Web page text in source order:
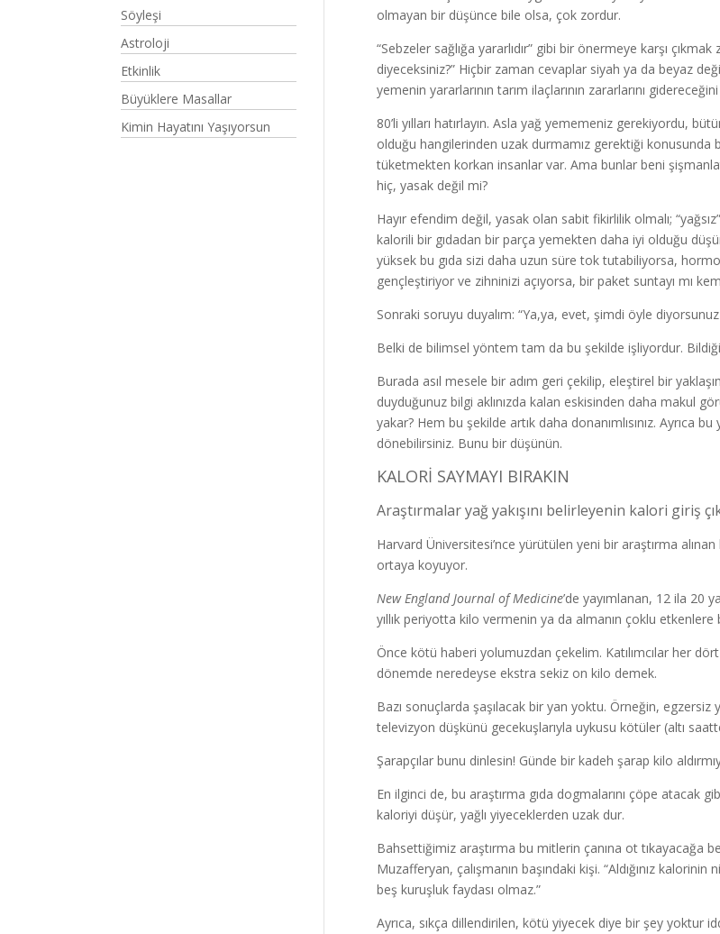
olmayan bir düşünce bile olsa, çok zordur.
“Sebzeler sağlığa yararlıdır” gibi bir önermeye karşı
diyeceksiniz?” Hiçbir zaman cevaplar siyah ya da beyaz
yemenin yararlarının tarım ilaçlarının zararlarını
80’li yılları hatırlayın. Asla yağ yememeniz gerekiyordu,
olduğu hangilerinden uzak durmamız gerektiği konusunda
tüketmekten korkan insanlar var. Ama bunlar beni
hiç, yasak değil mi?
Hayır efendim değil, yasak olan sabit fikirlilik olmalı;
kalorili bir gıdadan bir parça yemekten daha iyi olduğu
yüksek bu gıda sizi daha uzun süre tok tutabiliyorsa,
gençleştiriyor ve zihninizi açıyorsa, bir paket suntayı mı
Sonraki soruyu duyalım: “Ya,ya, evet, şimdi öyle
Belki de bilimsel yöntem tam da bu şekilde işliyordur.
Burada asıl mesele bir adım geri çekilip, eleştirel bir
duyduğunuz bilgi aklınızda kalan eskisinden daha makul
yakar? Hem bu şekilde artık daha donanımlısınız. Ayrıca
dönebilirsiniz. Bunu bir düşünün.
KALORİ SAYMAYI BIRAKIN
Araştırmalar yağ yakışını belirleyenin kalori giriş
Harvard Üniversitesi’nce yürütülen yeni bir araştırma
ortaya koyuyor.
New England Journal of Medicine’de yayımlanan, 12 ila 20
yıllık periyotta kilo vermenin ya da almanın çoklu etkenlere
Önce kötü haberi yolumuzdan çekelim. Katılımcılar her
dönemde neredeyse ekstra sekiz on kilo demek.
Bazı sonuçlarda şaşılacak bir yan yoktu. Örneğin,
televizyon düşkünü gecekuşlarıyla uykusu kötüler (altı
Şarapçılar bunu dinlesin! Günde bir kadeh şarap kilo
En ilginci de, bu araştırma gıda dogmalarını çöpe atacak
kaloriyi düşür, yağlı yiyeceklerden uzak dur.
Bahsettiğimiz araştırma bu mitlerin çanına ot tıkayacağa
Muzafferyan, çalışmanın başındaki kişi. “Aldığınız
beş kuruşluk faydası olmaz.”
Ayrıca, sıkça dillendirilen, kötü yiyecek diye bir şey yoktur
Söyleşi
Astroloji
Etkinlik
Büyüklere Masallar
Kimin Hayatını Yaşıyorsun